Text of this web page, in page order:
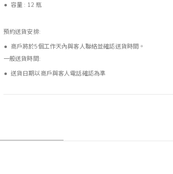
容量 : 12 瓶
預約送貨安排:
商戶將於5個工作天內與客人聯絡並確認送貨時間。
一般送貨時間:
送貨日期以商戶與客人電話確認為準